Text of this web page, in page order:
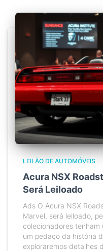
LEILÃO DE AUTOMÓVEIS
Acura NSX
Será Leiloado
Ads O Acura NSX
Marvel, será leiloado,
colecionadores
um pedaço da história
exploraremos detalhes